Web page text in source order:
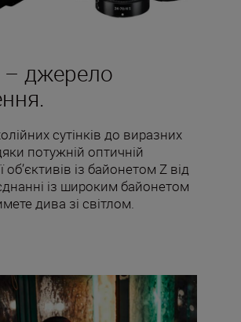
– джерело
сутінків до виразних
потужній оптичній
об’єктивів із байонетом Z від
із широким байонетом
дива зі світлом.